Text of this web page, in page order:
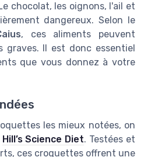
chocolat, les oignons, l'ail et
dangereux. Selon le
, ces aliments peuvent
graves. Il est donc essentiel
que vous donnez à votre
les mieux notées, on
Hill’s Science Diet. Testées et
ces croquettes offrent une